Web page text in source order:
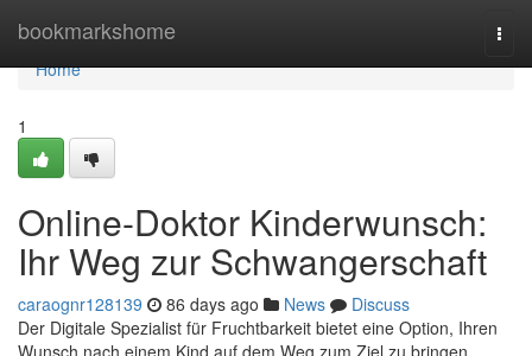
bookmarkshome
Home
Home
1
Online-Doktor Kinderwunsch:
Ihr Weg zur Schwangerschaft
caraognr128139 86 days ago News
Discuss
Der Digitale Spezialist für Fruchtbarkeit bietet eine Option, Ihren
Wunsch nach einem Kind auf dem Weg zum Ziel zu bringen.